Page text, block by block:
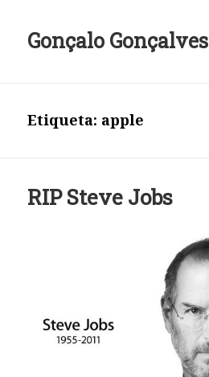
Gonçalo Gonçalves
Etiqueta: apple
RIP Steve Jobs